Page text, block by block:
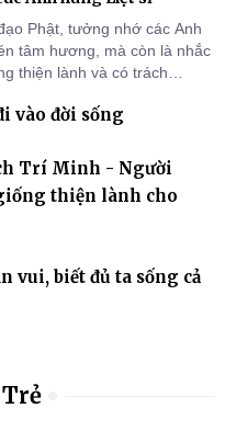
Phật, tưởng nhớ các Anh
tâm hương, mà còn là nhắc
thiện lành và có trách
vào đời sống
Trí Minh - Người
thiện lành cho
vui, biết đủ ta sống cả